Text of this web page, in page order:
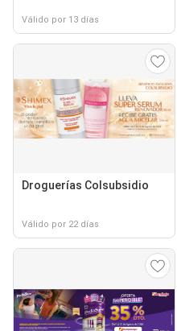
Válido por 13 días
Droguerías Colsubsidio
Válido por 22 días